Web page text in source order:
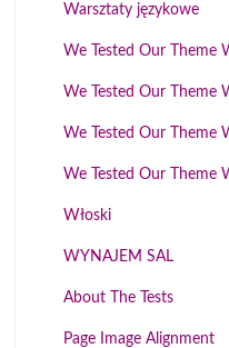
Warsztaty językowe
We Tested Our Theme
We Tested Our Theme
We Tested Our Theme
We Tested Our Theme
Włoski
WYNAJEM SAL
About The Tests
Page Image Alignment